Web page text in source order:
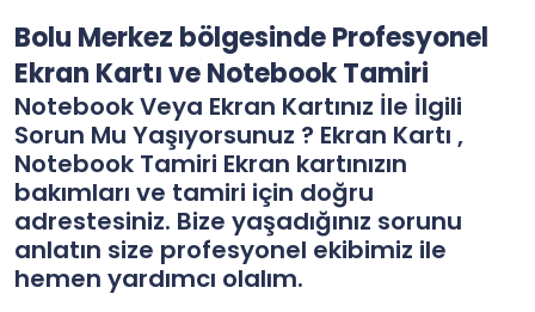
Bolu Merkez bölgesinde Profesyonel
Ekran Kartı ve Notebook Tamiri
Notebook Veya Ekran Kartınız İle İlgili
Sorun Mu Yaşıyorsunuz ? Ekran Kartı ,
Notebook Tamiri Ekran kartınızın
bakımları ve tamiri için doğru
adrestesiniz. Bize yaşadığınız sorunu
anlatın size profesyonel ekibimiz ile
hemen yardımcı olalım.